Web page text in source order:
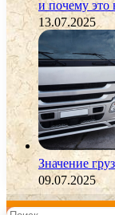
и почему это
13.07.2025
Значение
09.07.2025